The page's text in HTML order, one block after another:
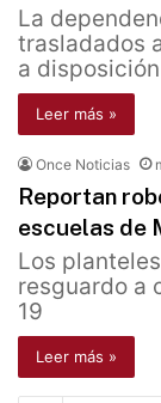
La
trasladados
a
Leer más »
Once Noticias
Reportan
escuelas de
Los
resguardo a
19
Leer más »